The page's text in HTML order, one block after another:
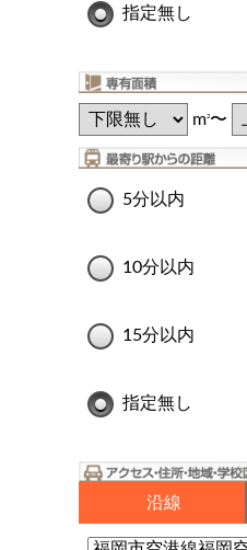
指定無し
m2〜
5分以内
10分以内
15分以内
指定無し
沿線